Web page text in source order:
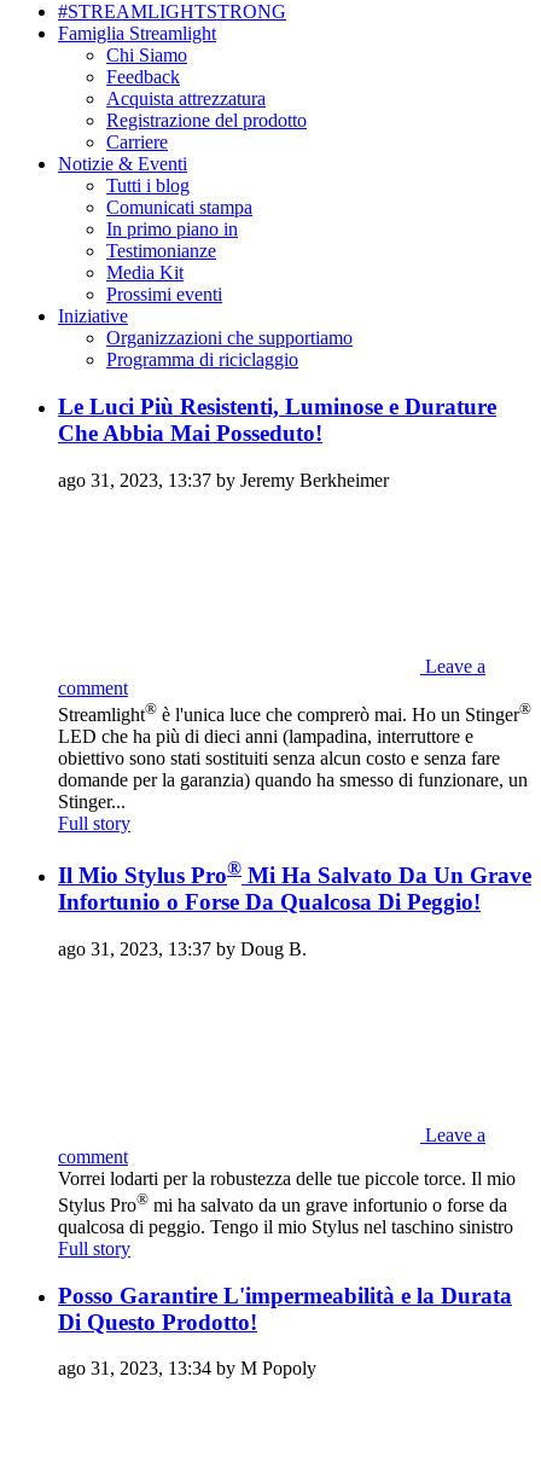
#STREAMLIGHTSTRONG
Famiglia Streamlight
Chi Siamo
Feedback
Acquista attrezzatura
Registrazione del prodotto
Carriere
Notizie & Eventi
Tutti i blog
Comunicati stampa
In primo piano in
Testimonianze
Media Kit
Prossimi eventi
Iniziative
Organizzazioni che supportiamo
Programma di riciclaggio
Le Luci Più Resistenti, Luminose e Durature
Che Abbia Mai Posseduto!
ago 31, 2023, 13:37 by Jeremy Berkheimer‎
Leave a
comment
Streamlight® è l'unica luce che comprerò mai. Ho un Stinger®
LED che ha più di dieci anni (lampadina, interruttore e
obiettivo sono stati sostituiti senza alcun costo e senza fare
domande per la garanzia) quando ha smesso di funzionare, un
Stinger...
Full story
Il Mio Stylus Pro® Mi Ha Salvato Da Un Grave
Infortunio o Forse Da Qualcosa Di Peggio!
ago 31, 2023, 13:37 by Doug B.
Leave a
comment
Vorrei lodarti per la robustezza delle tue piccole torce. Il mio
Stylus Pro® mi ha salvato da un grave infortunio o forse da
qualcosa di peggio. Tengo il mio Stylus nel taschino sinistro
Full story
Posso Garantire L'impermeabilità e la Durata
Di Questo Prodotto!
ago 31, 2023, 13:34 by M Popoly